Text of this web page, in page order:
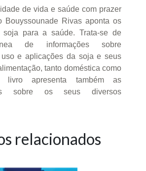
de vida e saúde com prazer
Bouyssounade Rivas aponta os
soja para a saúde. Trata-se de
de informações sobre
uso e aplicações da soja e seus
tanto doméstica como
livro apresenta também as
sobre os seus diversos
relacionados